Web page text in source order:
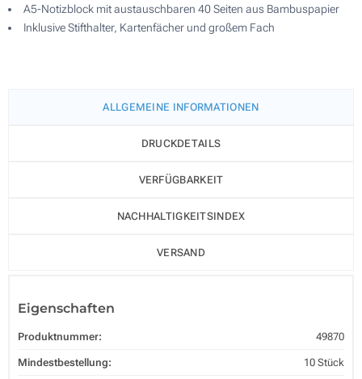
A5-Notizblock mit austauschbaren 40 Seiten aus Bambuspapier
Inklusive Stifthalter, Kartenfächer und großem Fach
ALLGEMEINE INFORMATIONEN
DRUCKDETAILS
VERFÜGBARKEIT
NACHHALTIGKEITSINDEX
VERSAND
Eigenschaften
Produktnummer: 49870
Mindestbestellung: 10 Stück